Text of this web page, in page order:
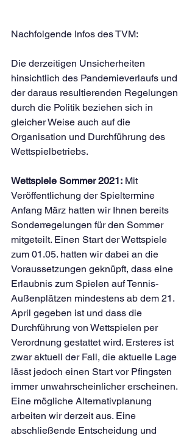
Nachfolgende Infos des TVM:
Die derzeitigen Unsicherheiten
hinsichtlich des Pandemieverlaufs und
der daraus resultierenden Regelungen
durch die Politik beziehen sich in
gleicher Weise auch auf die
Organisation und Durchführung des
Wettspielbetriebs.
Wettspiele Sommer 2021: Mit
Veröffentlichung der Spieltermine
Anfang März hatten wir Ihnen bereits
Sonderregelungen für den Sommer
mitgeteilt. Einen Start der Wettspiele
zum 01.05. hatten wir dabei an die
Voraussetzungen geknüpft, dass eine
Erlaubnis zum Spielen auf Tennis-
Außenplätzen mindestens ab dem 21.
April gegeben ist und dass die
Durchführung von Wettspielen per
Verordnung gestattet wird. Ersteres ist
zwar aktuell der Fall, die aktuelle Lage
lässt jedoch einen Start vor Pfingsten
immer unwahrscheinlicher erscheinen.
Eine mögliche Alternativplanung
arbeiten wir derzeit aus. Eine
abschließende Entscheidung und